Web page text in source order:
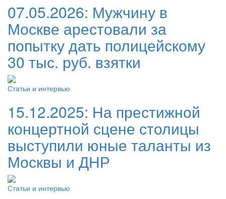
07.05.2026: Мужчину в
Москве арестовали за
попытку дать полицейскому
30 тыс. руб. взятки
Статьи и интервью
15.12.2025: На престижной
концертной сцене столицы
выступили юные таланты из
Москвы и ДНР
Статьи и интервью